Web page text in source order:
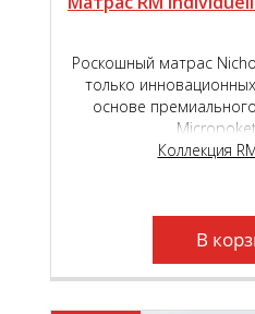
Роскошный матрас
только
основе
Коллекция
В